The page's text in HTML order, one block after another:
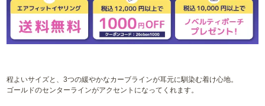
程よいサイズと、3つの緩やかなカーブラインが耳元に馴染む着け心地。
ゴールドのセンターラインがアクセントになってくれます。